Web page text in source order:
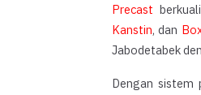
Precast
Kanstin, dan
Jabodetabek
Dengan sistem